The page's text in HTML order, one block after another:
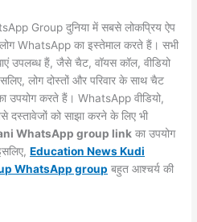
Group दुनिया में सबसे लोकप्रिय ऐप
WhatsApp का इस्तेमाल करते हैं। सभी
उपलब्ध हैं, जैसे चैट, वॉयस कॉल, वीडियो
लोग दोस्तों और परिवार के साथ चैट
करते हैं। WhatsApp वीडियो,
को साझा करने के लिए भी
WhatsApp group link का उपयोग
Education News Kudi
WhatsApp group बहुत आश्चर्य की